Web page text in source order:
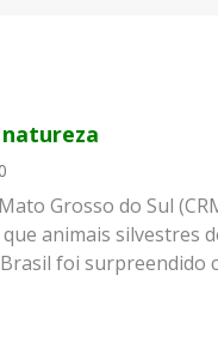
natureza
Grosso do Sul
animais
foi surpreendido